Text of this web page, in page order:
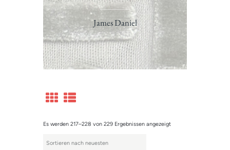
James Daniel
Es werden 217–228 von 229 Ergebnissen angezeigt